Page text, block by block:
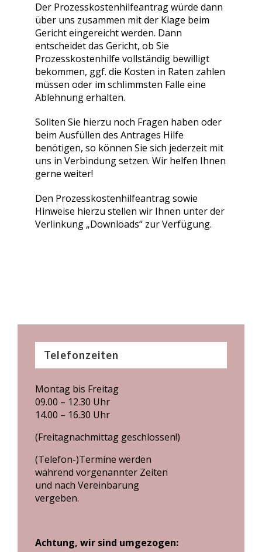
Der Prozesskostenhilfeantrag würde dann
über uns zusammen mit der Klage beim
Gericht eingereicht werden. Dann
entscheidet das Gericht, ob Sie
Prozesskostenhilfe vollständig bewilligt
bekommen, ggf. die Kosten in Raten zahlen
müssen oder im schlimmsten Falle eine
Ablehnung erhalten.
Sollten Sie hierzu noch Fragen haben oder
beim Ausfüllen des Antrages Hilfe
benötigen, so können Sie sich jederzeit mit
uns in Verbindung setzen. Wir helfen Ihnen
gerne weiter!
Den Prozesskostenhilfeantrag sowie
Hinweise hierzu stellen wir Ihnen unter der
Verlinkung „Downloads“ zur Verfügung.
Telefonzeiten
Montag bis Freitag
09.00 – 12.30 Uhr
14.00 – 16.30 Uhr
(Freitagnachmittag geschlossen!)
(Telefon-)Termine werden
während vorgenannter Zeiten
und nach Vereinbarung
vergeben.
Achtung, wir sind umgezogen: